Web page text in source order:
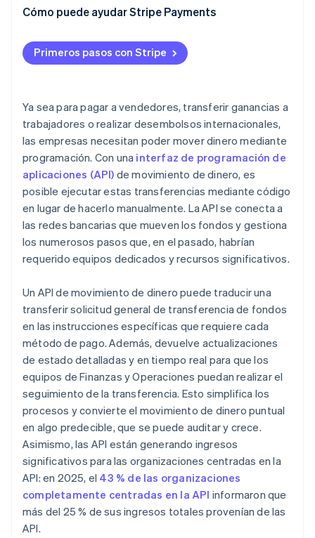
Monitorización, alerta y redundancia
Servicios modulares y orquestación
Acceso más rápido a los fondos
Errores y conciliación
Comportamiento del crecimiento
Ajuste empresarial
Soporte de seguridad y cumplimiento de la
normativa
Experiencia de integración
Modelo de tarifas
Colaboración en curso
Cómo puede ayudar Stripe Payments
Primeros pasos con Stripe
Ya sea para pagar a vendedores, transferir ganancias a
trabajadores o realizar desembolsos internacionales,
las empresas necesitan poder mover dinero mediante
programación. Con una interfaz de programación de
aplicaciones (API) de movimiento de dinero, es
posible ejecutar estas transferencias mediante código
en lugar de hacerlo manualmente. La API se conecta a
las redes bancarias que mueven los fondos y gestiona
los numerosos pasos que, en el pasado, habrían
requerido equipos dedicados y recursos significativos.
Un API de movimiento de dinero puede traducir una
transferir solicitud general de transferencia de fondos
en las instrucciones específicas que requiere cada
método de pago. Además, devuelve actualizaciones
de estado detalladas y en tiempo real para que los
equipos de Finanzas y Operaciones puedan realizar el
seguimiento de la transferencia. Esto simplifica los
procesos y convierte el movimiento de dinero puntual
en algo predecible, que se puede auditar y crece.
Asimismo, las API están generando ingresos
significativos para las organizaciones centradas en la
API: en 2025, el 43 % de las organizaciones
completamente centradas en la API informaron que
más del 25 % de sus ingresos totales provenían de las
API.